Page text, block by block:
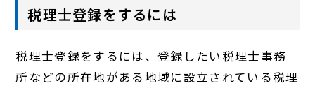
税理士登録をするには
税理士登録をするには、登録したい税理士事務
所などの所在地がある地域に設立されている税理